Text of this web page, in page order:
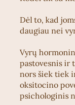
Dėl to, kad
daugiau nei
Vyrų
pastovesnis ir
nors šiek tiek
oksitocino
psichologinis